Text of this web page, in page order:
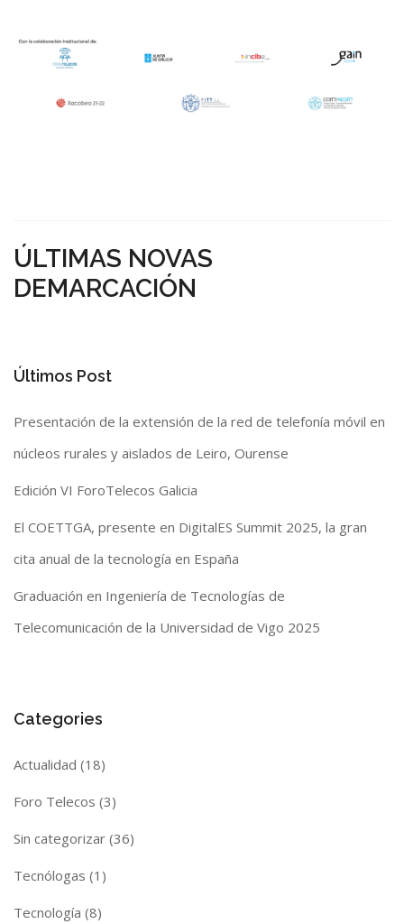
ÚLTIMAS NOVAS
DEMARCACIÓN
Últimos Post
Presentación de la extensión de la red de telefonía móvil en
núcleos rurales y aislados de Leiro, Ourense
Edición VI ForoTelecos Galicia
El COETTGA, presente en DigitalES Summit 2025, la gran
cita anual de la tecnología en España
Graduación en Ingeniería de Tecnologías de
Telecomunicación de la Universidad de Vigo 2025
Categories
Actualidad (18)
Foro Telecos (3)
Sin categorizar (36)
Tecnólogas (1)
Tecnología (8)